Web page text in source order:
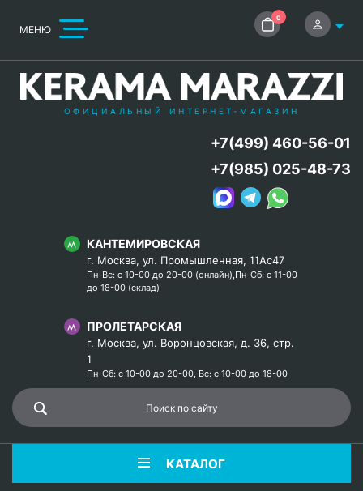
МЕНЮ
0
ОФИЦИАЛЬНЫЙ ИНТЕРНЕТ-МАГАЗИН
КАНТЕМИРОВСКАЯ
г. Москва, ул. Промышленная, 11Ас47
Пн-Вс: с 10-00 до 20-00 (онлайн),Пн-Сб: с 11-00
до 18-00 (склад)
ПРОЛЕТАРСКАЯ
г. Москва, ул. Воронцовская, д. 36, стр.
1
Пн-Сб: с 10-00 до 20-00, Вс: с 10-00 до 18-00
+7(499) 460-56-01
+7(985) 025-48-73
КАТАЛОГ